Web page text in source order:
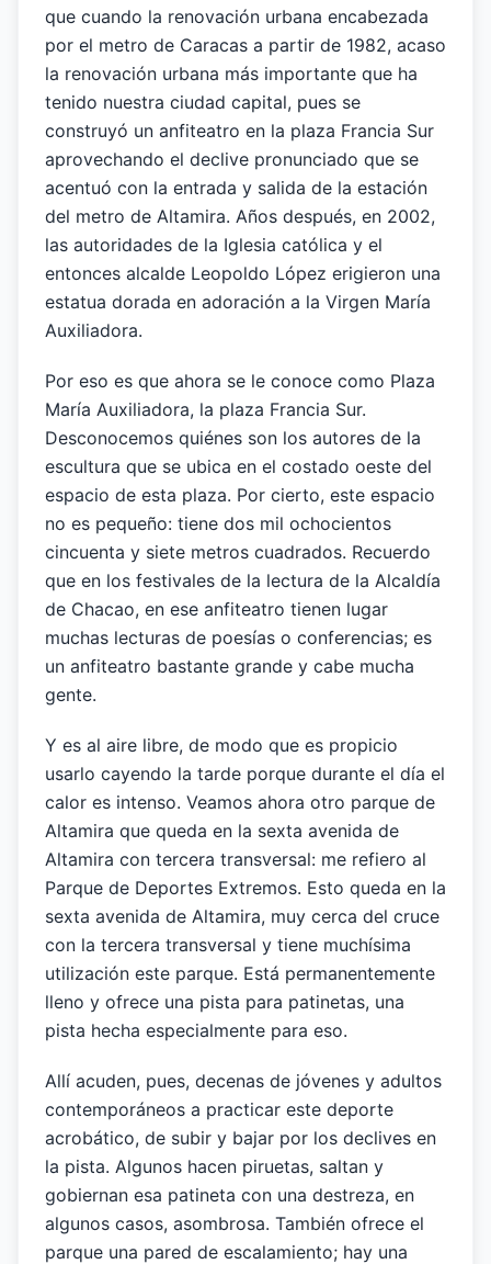
que cuando la renovación urbana encabezada
por el metro de Caracas a partir de 1982, acaso
la renovación urbana más importante que ha
tenido nuestra ciudad capital, pues se
construyó un anfiteatro en la plaza Francia Sur
aprovechando el declive pronunciado que se
acentuó con la entrada y salida de la estación
del metro de Altamira. Años después, en 2002,
las autoridades de la Iglesia católica y el
entonces alcalde Leopoldo López erigieron una
estatua dorada en adoración a la Virgen María
Auxiliadora.
Por eso es que ahora se le conoce como Plaza
María Auxiliadora, la plaza Francia Sur.
Desconocemos quiénes son los autores de la
escultura que se ubica en el costado oeste del
espacio de esta plaza. Por cierto, este espacio
no es pequeño: tiene dos mil ochocientos
cincuenta y siete metros cuadrados. Recuerdo
que en los festivales de la lectura de la Alcaldía
de Chacao, en ese anfiteatro tienen lugar
muchas lecturas de poesías o conferencias; es
un anfiteatro bastante grande y cabe mucha
gente.
Y es al aire libre, de modo que es propicio
usarlo cayendo la tarde porque durante el día el
calor es intenso. Veamos ahora otro parque de
Altamira que queda en la sexta avenida de
Altamira con tercera transversal: me refiero al
Parque de Deportes Extremos. Esto queda en la
sexta avenida de Altamira, muy cerca del cruce
con la tercera transversal y tiene muchísima
utilización este parque. Está permanentemente
lleno y ofrece una pista para patinetas, una
pista hecha especialmente para eso.
Allí acuden, pues, decenas de jóvenes y adultos
contemporáneos a practicar este deporte
acrobático, de subir y bajar por los declives en
la pista. Algunos hacen piruetas, saltan y
gobiernan esa patineta con una destreza, en
algunos casos, asombrosa. También ofrece el
parque una pared de escalamiento; hay una